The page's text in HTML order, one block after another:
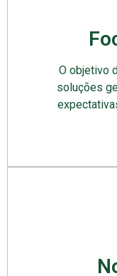
O objetivo
soluções